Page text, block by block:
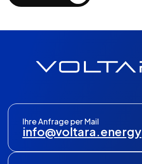
Ihre Anfrage per Mail
info@voltara.energy